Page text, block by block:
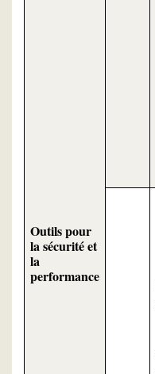
Outils pour
la sécurité et
la
performance